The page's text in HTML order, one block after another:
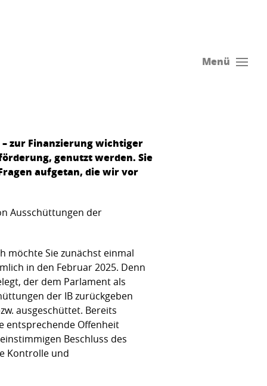
Menü
– zur Finanzierung wichtiger
genutzt werden. Sie
aufgetan, die wir vor
Ausschüttungen der
möchte Sie zunächst einmal
in den Februar 2025. Denn
der dem Parlament als
der IB zurückgeben
ausgeschüttet. Bereits
entsprechende Offenheit
Beschluss des
Kontrolle und